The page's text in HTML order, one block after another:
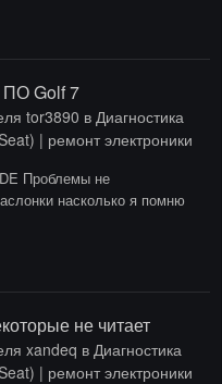
Golf 7
tor3890 в Диагностика
| ремонт электроники
Проблемы не
насколько я помню
не читает
xandeq в Диагностика
| ремонт электроники